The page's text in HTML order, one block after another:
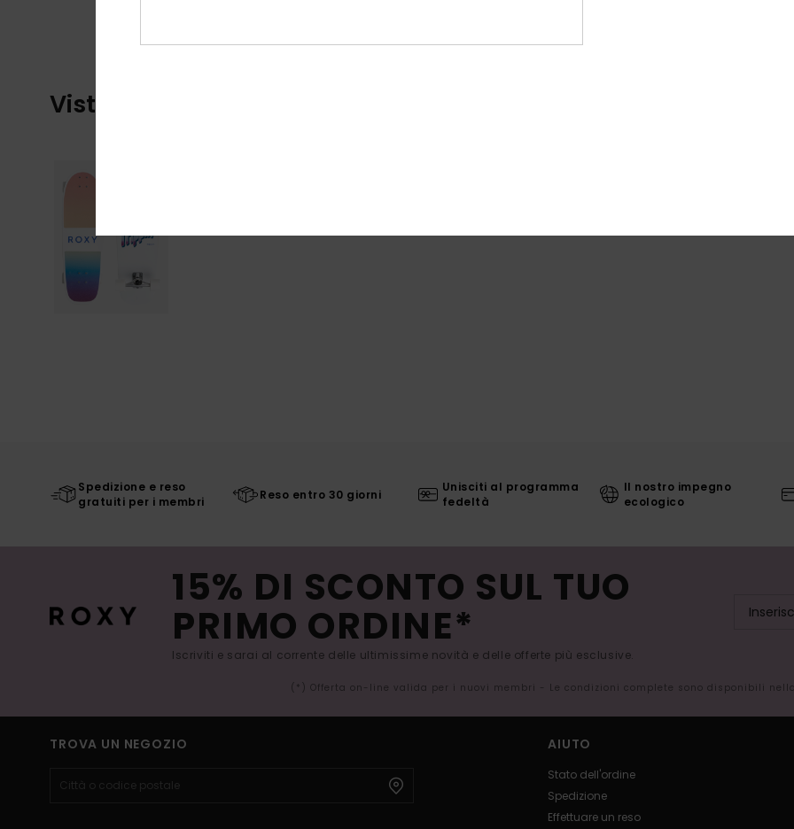
Visti di recente
Spedizione e reso
gratuiti per i membri
Reso entro 30 giorni
Unisciti al programma
fedeltà
Il nostro impegno
ecologico
15% DI SCONTO SUL TUO
PRIMO ORDINE*
Iscriviti e sarai al corrente delle ultimissime novità e delle offerte più esclusive.
(*) Offerta on-line valida per i nuovi membri - Le condizioni complete sono disponibili
TROVA UN NEGOZIO AIUTO
Stato dell'ordine
Spedizione
Effettuare un reso